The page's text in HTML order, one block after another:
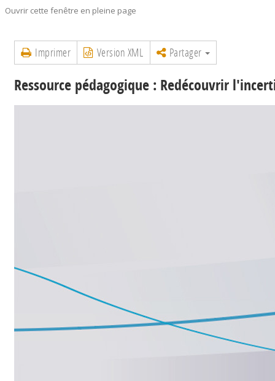
Ouvrir cette fenêtre en pleine page
Imprimer Version XML Partager
Ressource pédagogique : Redécouvrir